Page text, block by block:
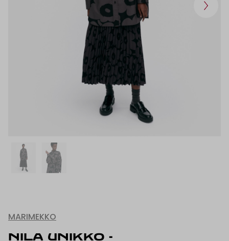
MARIMEKKO
NILA UNIKKO -